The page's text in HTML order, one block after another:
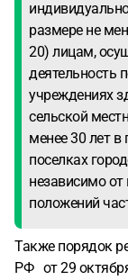
размере не
20) лицам,
деятельность
учреждениях
сельской
менее 30 лет в
поселках
независимо от
положений
Также порядок
РФ от 29